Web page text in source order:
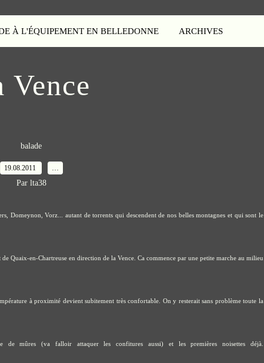
À L'ÉQUIPEMENT EN BELLEDONNE ARCHIVES
Vence
balade
19.08.2011
Par lta38
Domeynon, Vorz... autant de torrents qui descendent de nos belles montagnes et qui sont le
Quaix-en-Chartreuse en direction de la Vence. Ca commence par une petite marche au milieu
à proximité devient subitement très confortable. On y resterait sans problème toute la
mûres (va falloir attaquer les confitures aussi) et les premières noisettes déjà.